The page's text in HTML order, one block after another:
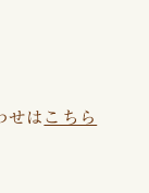
せは こちら